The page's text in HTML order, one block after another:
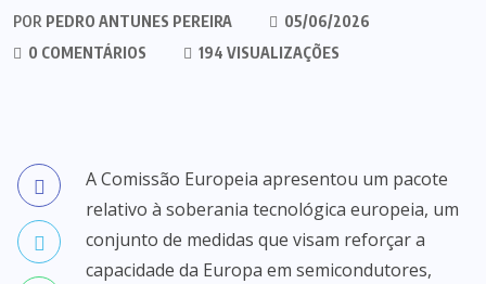
POR PEDRO ANTUNES PEREIRA
05/06/2026
0 COMENTÁRIOS
194 VISUALIZAÇÕES
A Comissão Europeia apresentou um pacote
relativo à soberania tecnológica europeia, um
conjunto de medidas que visam reforçar a
capacidade da Europa em semicondutores,